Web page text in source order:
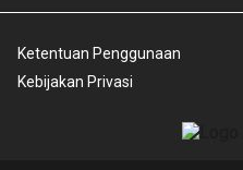
Ketentuan Penggunaan
Kebijakan Privasi